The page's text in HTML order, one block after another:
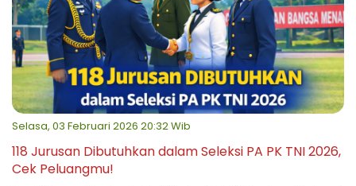
Selasa, 03 Februari 2026 20:32 Wib
118 Jurusan Dibutuhkan dalam Seleksi PA PK TNI 2026,
Cek Peluangmu!